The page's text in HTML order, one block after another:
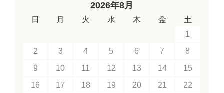
2026年8月
日 月 火 水 木 金
土
1
2
3 4 5 6 7
8
9
10 11 12 13 14
15
16
17 18 19 20 21
22